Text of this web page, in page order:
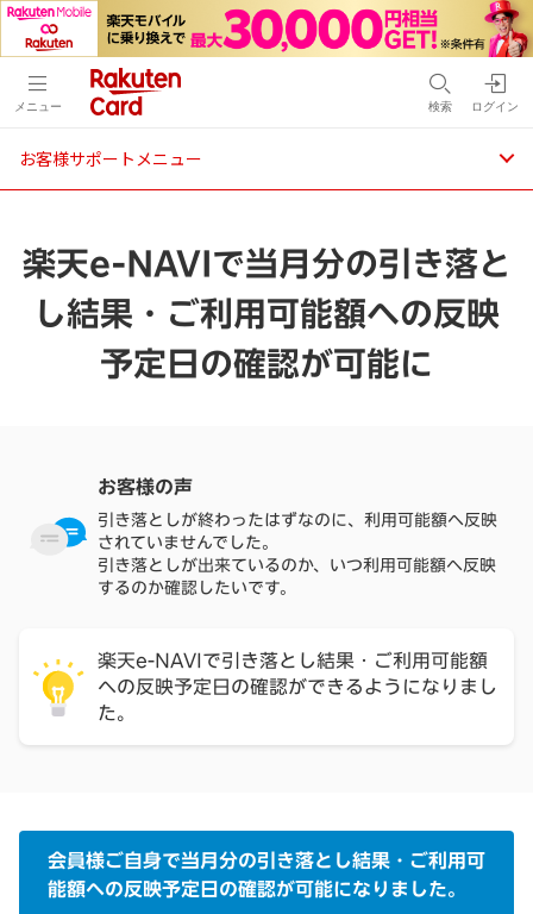
メニュー 検索 ログイン
お客様サポートメニュー
楽天e-NAVIで当月分の引き落と
し結果・ご利用可能額への反映
予定日の確認が可能に
お客様の声
引き落としが終わったはずなのに、利用可能額へ反映
されていませんでした。
引き落としが出来ているのか、いつ利用可能額へ反映
するのか確認したいです。
楽天e-NAVIで引き落とし結果・ご利用可能額
への反映予定日の確認ができるようになりまし
た。
会員様ご自身で当月分の引き落とし結果・ご利用可
能額への反映予定日の確認が可能になりました。